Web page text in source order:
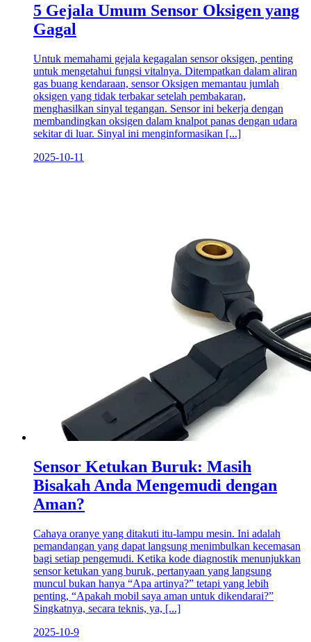
5 Gejala Umum Sensor Oksigen yang
Gagal
Untuk memahami gejala kegagalan sensor oksigen, penting
untuk mengetahui fungsi vitalnya. Ditempatkan dalam aliran
gas buang kendaraan, sensor Oksigen memantau jumlah
oksigen yang tidak terbakar setelah pembakaran,
menghasilkan sinyal tegangan. Sensor ini bekerja dengan
membandingkan oksigen dalam knalpot panas dengan udara
sekitar di luar. Sinyal ini menginformasikan [...]
2025-10-11
Sensor Ketukan Buruk: Masih
Bisakah Anda Mengemudi dengan
Aman?
Cahaya oranye yang ditakuti itu-lampu mesin. Ini adalah
pemandangan yang dapat langsung menimbulkan kecemasan
bagi setiap pengemudi. Ketika kode diagnostik menunjukkan
sensor ketukan yang buruk, pertanyaan yang langsung
muncul bukan hanya “Apa artinya?” tetapi yang lebih
penting, “Apakah mobil saya aman untuk dikendarai?”
Singkatnya, secara teknis, ya, [...]
2025-10-9